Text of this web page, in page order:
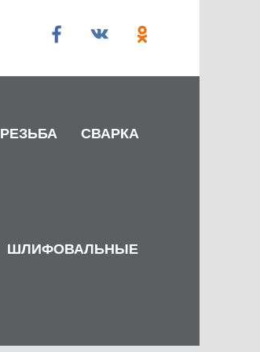
РЕЗЬБА СВАРКА
ШЛИФОВАЛЬНЫЕ